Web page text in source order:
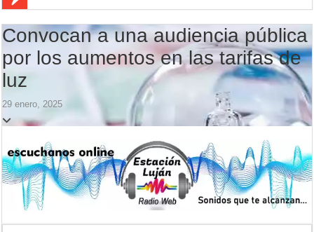
Luján cayó ante Central Córdoba y terminó con nueve jugadores
Peregrinación de veteranos de Malvinas: Luján será sede del primer
Luján defiende la punta ante Central Córdoba
Veredas nuevas en la escuela 21: cómo avanza la obra en La Loma
Aportes para los JJ.BB: la Provincia repartió $554,5 millones entre
Flandria afronta una final anticipada ante UAI Urquiza
Crimen en el Lanusse: murió una mujer y detuvieron a su pareja
Actividades en Luján: qué hacer este fin de semana
Convocan a una audiencia pública
por los aumentos en las tarifas de
luz
29 enero, 2025